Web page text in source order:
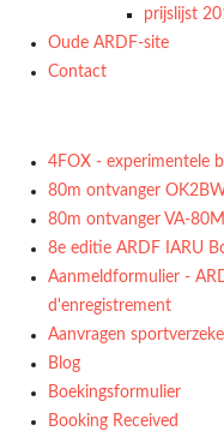
prijslijst
Oude ARDF-site
Contact
4FOX - experimentele
80m ontvanger
80m ontvanger VA-
8e editie ARDF IARU
Aanmeldformulier -
d'enregistrement
Aanvragen
Blog
Boekingsformulier
Booking Received